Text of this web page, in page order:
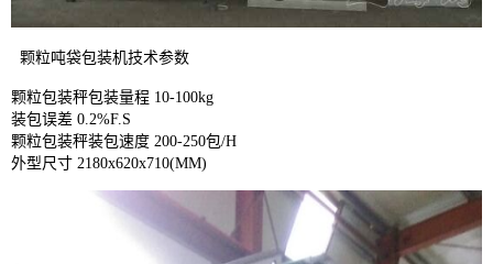
颗粒吨袋包装机技术参数
颗粒包装秤包装量程 10-100kg
装包误差 0.2%F.S
颗粒包装秤装包速度 200-250包/H
外型尺寸 2180x620x710(MM)